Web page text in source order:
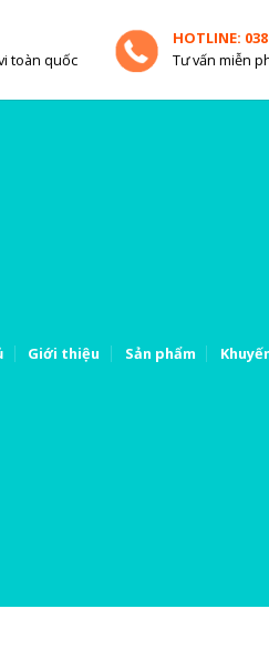
toàn quốc
HOTLINE:
Tư vấn miễn
Giới thiệu Sản phẩm